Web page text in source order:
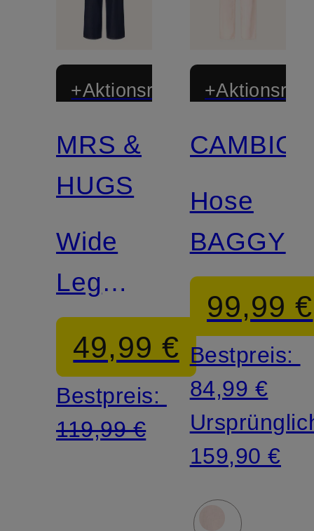
+Aktionsrabatt
Zertifiziert
MRS &
HUGS
Wide
Leg
Jeans
49,99 €
Bestpreis:
119,99 €
CAMBIO
Hose
BAGGY
99,99 €
Bestpreis:
84,99 €
159,90 €